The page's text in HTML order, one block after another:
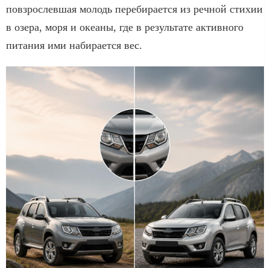
повзрослевшая молодь перебирается из речной стихии
в озера, моря и океаны, где в результате активного
питания ими набирается вес.